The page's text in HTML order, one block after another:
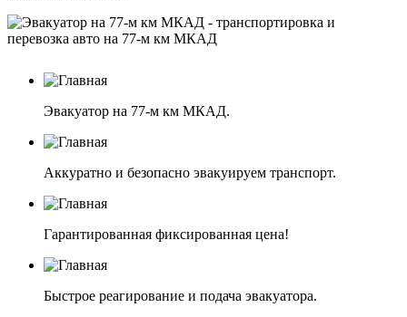
Эвакуатор на 77-м км МКАД.
Аккуратно и безопасно эвакуируем транспорт.
Гарантированная фиксированная цена!
Быстрое реагирование и подача эвакуатора.